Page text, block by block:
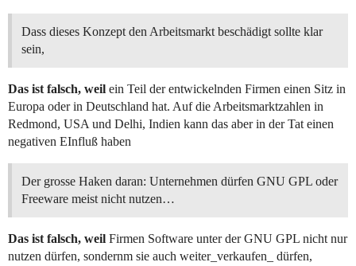
Dass dieses Konzept den Arbeitsmarkt beschädigt sollte klar
sein,
Das ist falsch, weil ein Teil der entwickelnden Firmen einen Sitz in
Europa oder in Deutschland hat. Auf die Arbeitsmarktzahlen in
Redmond, USA und Delhi, Indien kann das aber in der Tat einen
negativen EInfluß haben
Der grosse Haken daran: Unternehmen dürfen GNU GPL oder
Freeware meist nicht nutzen…
Das ist falsch, weil Firmen Software unter der GNU GPL nicht nur
nutzen dürfen, sondernm sie auch weiter_verkaufen_ dürfen,